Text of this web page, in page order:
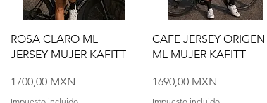
Vista rápida
ROSA CLARO ML
JERSEY MUJER KAFITT
Precio
1700,00 MXN
Vista rápida
CAFE JERSEY ORIGEN
ML MUJER KAFITT
Precio
1690,00 MXN